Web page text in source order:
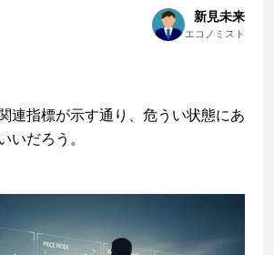
新見未来
エコノミスト
連指標が示す通り、危うい状態にあ
いだろう。